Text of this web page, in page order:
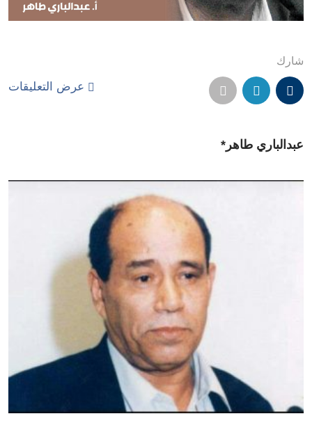
شارك
عرض التعليقات
عبدالباري طاهر*